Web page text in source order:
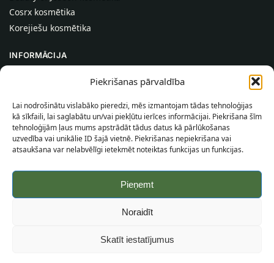
Piekrišanas pārvaldība
Lai nodrošinātu vislabāko pieredzi, mēs izmantojam tādas tehnoloģijas
kā sīkfaili, lai saglabātu un/vai piekļūtu ierīces informācijai. Piekrišana šīm
tehnoloģijām ļaus mums apstrādāt tādus datus kā pārlūkošanas
uzvedība vai unikālie ID šajā vietnē. Piekrišanas nepiekrišana vai
atsaukšana var nelabvēlīgi ietekmēt noteiktas funkcijas un funkcijas.
Pieņemt
Noraidīt
Skatīt iestatījumus
Cosrx kosmētika
Korejiešu kosmētika
INFORMĀCIJA
Palīdzība
INFORMĀCIJA PIRCĒJAM
Piegādes nosacījumi
Noteikumi un nosacījumi
Vietnes karte